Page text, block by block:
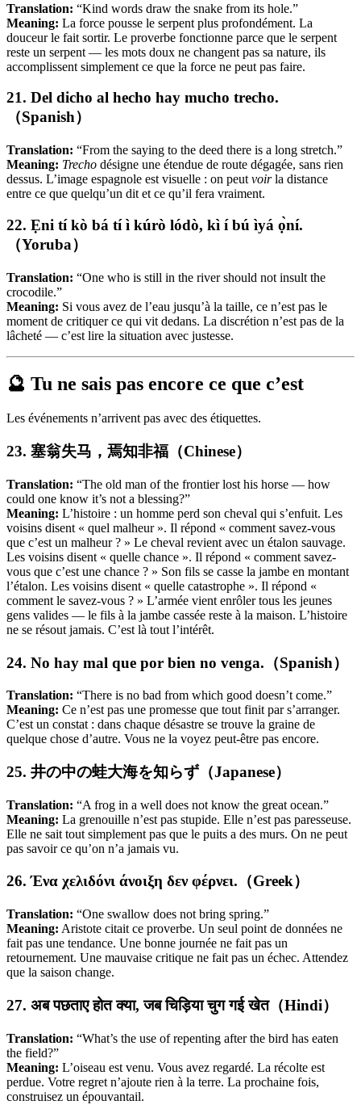
Translation: “Kind words draw the snake from its hole.”
Meaning: La force pousse le serpent plus profondément. La
douceur le fait sortir. Le proverbe fonctionne parce que le serpent
reste un serpent — les mots doux ne changent pas sa nature, ils
accomplissent simplement ce que la force ne peut pas faire.
21. Del dicho al hecho hay mucho trecho.
（Spanish）
Translation: “From the saying to the deed there is a long stretch.”
Meaning: Trecho désigne une étendue de route dégagée, sans rien
dessus. L’image espagnole est visuelle : on peut voirla distance
entre ce que quelqu’un dit et ce qu’il fera vraiment.
22. Ẹni tí kò bá tí ì kúrò lódò, kì í bú ìyá ọ̀ní.
（Yoruba）
Translation: “One who is still in the river should not insult the
crocodile.”
Meaning: Si vous avez de l’eau jusqu’à la taille, ce n’est pas le
moment de critiquer ce qui vit dedans. La discrétion n’est pas de la
lâcheté — c’est lire la situation avec justesse.
🔮 Tu ne sais pas encore ce que c’est
Les événements n’arrivent pas avec des étiquettes.
23. 塞翁失马，焉知非福（Chinese）
Translation: “The old man of the frontier lost his horse — how
could one know it’s not a blessing?”
Meaning: L’histoire : un homme perd son cheval qui s’enfuit. Les
voisins disent « quel malheur ». Il répond « comment savez-vous
que c’est un malheur ? » Le cheval revient avec un étalon sauvage.
Les voisins disent « quelle chance ». Il répond « comment savez-
vous que c’est une chance ? » Son fils se casse la jambe en montant
l’étalon. Les voisins disent « quelle catastrophe ». Il répond «
comment le savez-vous ? » L’armée vient enrôler tous les jeunes
gens valides — le fils à la jambe cassée reste à la maison. L’histoire
ne se résout jamais. C’est là tout l’intérêt.
24. No hay mal que por bien no venga.（Spanish）
Translation: “There is no bad from which good doesn’t come.”
Meaning: Ce n’est pas une promesse que tout finit par s’arranger.
C’est un constat : dans chaque désastre se trouve la graine de
quelque chose d’autre. Vous ne la voyez peut-être pas encore.
25. 井の中の蛙大海を知らず（Japanese）
Translation: “A frog in a well does not know the great ocean.”
Meaning: La grenouille n’est pas stupide. Elle n’est pas paresseuse.
Elle ne sait tout simplement pas que le puits a des murs. On ne peut
pas savoir ce qu’on n’a jamais vu.
26. Ένα χελιδόνι άνοιξη δεν φέρνει.（Greek）
Translation: “One swallow does not bring spring.”
Meaning: Aristote citait ce proverbe. Un seul point de données ne
fait pas une tendance. Une bonne journée ne fait pas un
retournement. Une mauvaise critique ne fait pas un échec. Attendez
que la saison change.
27. अब पछताए होत क्या, जब चिड़िया चुग गई खेत（Hindi）
Translation: “What’s the use of repenting after the bird has eaten
the field?”
Meaning: L’oiseau est venu. Vous avez regardé. La récolte est
perdue. Votre regret n’ajoute rien à la terre. La prochaine fois,
construisez un épouvantail.